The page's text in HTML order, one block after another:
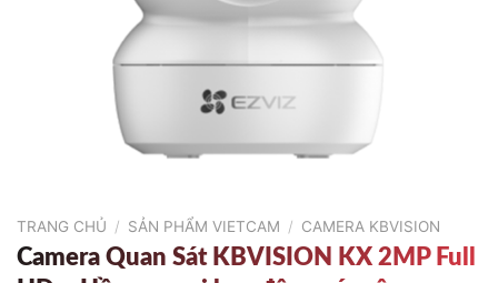
TRANG CHỦ / SẢN PHẨM VIETCAM / CAMERA KBVISION
Camera Quan Sát KBVISION KX 2MP Full